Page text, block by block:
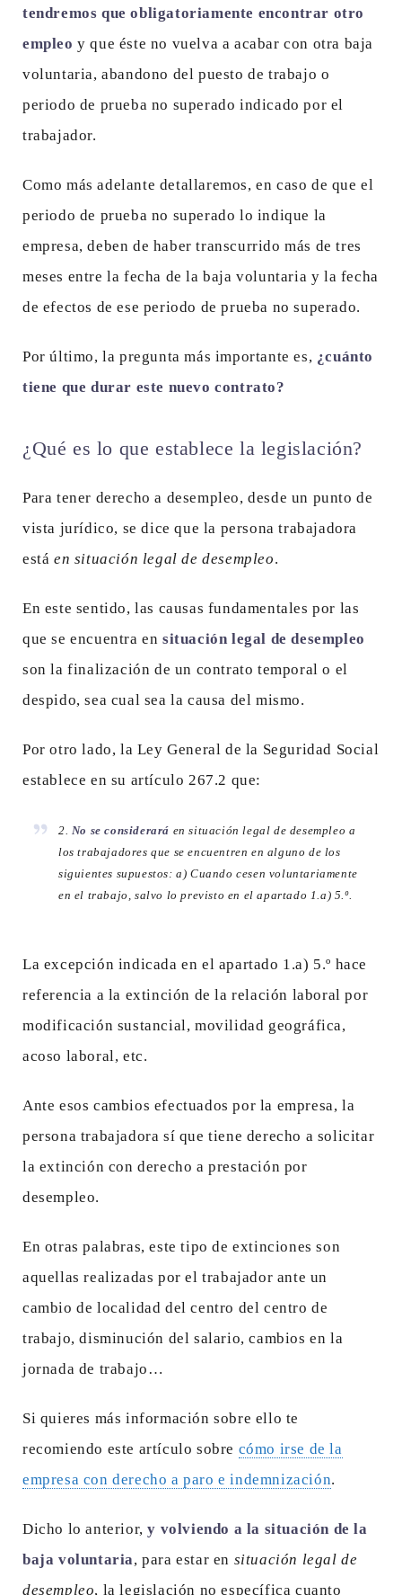
tendremos que obligatoriamente encontrar otro
empleo y que éste no vuelva a acabar con otra baja
voluntaria, abandono del puesto de trabajo o
periodo de prueba no superado indicado por el
trabajador.
Como más adelante detallaremos, en caso de que el
periodo de prueba no superado lo indique la
empresa, deben de haber transcurrido más de tres
meses entre la fecha de la baja voluntaria y la fecha
de efectos de ese periodo de prueba no superado.
Por último, la pregunta más importante es, ¿cuánto
tiene que durar este nuevo contrato?
¿Qué es lo que establece la legislación?
Para tener derecho a desempleo, desde un punto de
vista jurídico, se dice que la persona trabajadora
está en situación legal de desempleo.
En este sentido, las causas fundamentales por las
que se encuentra ensituación legal de desempleo
son la finalización de un contrato temporal o el
despido, sea cual sea la causa del mismo.
Por otro lado, la Ley General de la Seguridad Social
establece en su artículo 267.2 que:
2. No se considerará en situación legal de desempleo a
los trabajadores que se encuentren en alguno de los
siguientes supuestos: a) Cuando cesen voluntariamente
en el trabajo, salvo lo previsto en el apartado 1.a) 5.º.
La excepción indicada en el apartado 1.a) 5.º hace
referencia a la extinción de la relación laboral por
modificación sustancial, movilidad geográfica,
acoso laboral, etc.
Ante esos cambios efectuados por la empresa, la
persona trabajadora sí que tiene derecho a solicitar
la extinción con derecho a prestación por
desempleo.
En otras palabras, este tipo de extinciones son
aquellas realizadas por el trabajador ante un
cambio de localidad del centro del centro de
trabajo, disminución del salario, cambios en la
jornada de trabajo…
Si quieres más información sobre ello te
recomiendo este artículo sobre cómo irse de la
empresa con derecho a paro e indemnización.
Dicho lo anterior, y volviendo a la situación de la
baja voluntaria, para estar en situación legal de
desempleo, la legislación no específica cuanto